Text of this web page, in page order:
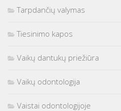
Tarpdančių valymas
Tiesinimo kapos
Vaikų dantukų priežiūra
Vaikų odontologija
Vaistai odontologijoje